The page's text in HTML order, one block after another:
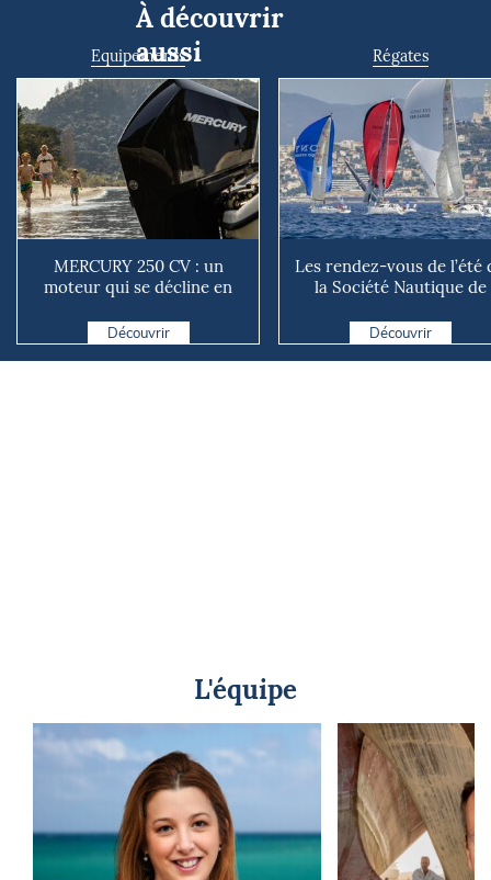
À découvrir
aussi
Equipements
MERCURY 250 CV : un
moteur qui se décline en
Découvrir
Régates
Les rendez-vous de l’été
la Société Nautique de
Découvrir
L'équipe